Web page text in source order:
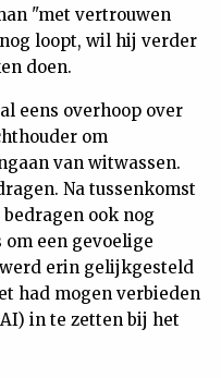
"met vertrouwen
loopt, wil hij verder
doen.
eens overhoop over
om
van witwassen.
Na tussenkomst
ook nog
een gevoelige
werd erin gelijkgesteld
had mogen verbieden
in te zetten bij het